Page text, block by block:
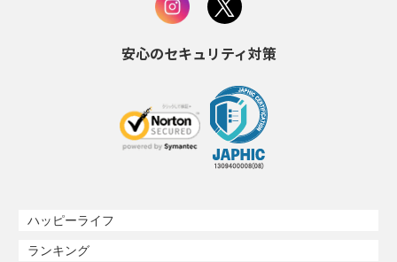
安心のセキュリティ対策
ハッピーライフ
ランキング